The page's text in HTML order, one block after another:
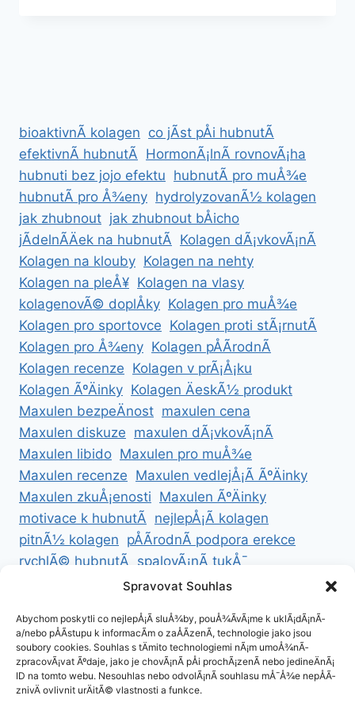
bioaktivnÃ­ kolagen co jÃ­st pÅi hubnutÃ­
efektivnÃ­ hubnutÃ­ HormonÃ¡lnÃ­ rovnovÃ¡ha
hubnuti bez jojo efektu hubnutÃ­ pro muÅ¾e
hubnutÃ­ pro Å¾eny hydrolyzovanÃ½ kolagen
jak zhubnout jak zhubnout bÅicho
jÃ­delnÃ­Äek na hubnutÃ­ Kolagen dÃ¡vkovÃ¡nÃ­
Kolagen na klouby Kolagen na nehty
Kolagen na pleÅ¥ Kolagen na vlasy
kolagenovÃ© doplÅky Kolagen pro muÅ¾e
Kolagen pro sportovce Kolagen proti stÃ¡rnutÃ­
Kolagen pro Å¾eny Kolagen pÅÃ­rodnÃ­
Kolagen recenze Kolagen v prÃ¡Å¡ku
Kolagen ÃºÄinky Kolagen ÄeskÃ½ produkt
Maxulen bezpeÄnost maxulen cena
Maxulen diskuze maxulen dÃ¡vkovÃ¡nÃ­
Maxulen libido Maxulen pro muÅ¾e
Maxulen recenze Maxulen vedlejÅ¡Ã­ ÃºÄinky
Maxulen zkuÅ¡enosti Maxulen ÃºÄinky
motivace k hubnutÃ­ nejlepÅ¡Ã­ kolagen
pitnÃ½ kolagen pÅÃ­rodnÃ­ podpora erekce
rychlÃ© hubnutÃ­ spalovÃ¡nÃ­ tukÅ¯
ZdravÃ© hubnutÃ­ ZdravÃ© recepty na hubnutÃ­
ZÃ¡sady cookies (EU)
Spravovat Souhlas
Abychom poskytli co nejlepÅ¡Ã­ sluÅ¾by, pouÅ¾Ã­vÃ¡me k uklÃ¡dÃ¡nÃ­
a/nebo pÅÃ­stupu k informacÃ­m o zaÅÃ­zenÃ­, technologie jako jsou
soubory cookies. Souhlas s tÄmito technologiemi nÃ¡m umoÅ¾nÃ­
zpracovÃ¡vat Ãºdaje, jako je chovÃ¡nÃ­ pÅi prochÃ¡zenÃ­ nebo jedineÄnÃ¡
ID na tomto webu. Nesouhlas nebo odvolÃ¡nÃ­ souhlasu mÅ¯Å¾e nepÅÃ­
znivÄ ovlivnit urÄitÃ© vlastnosti a funkce.